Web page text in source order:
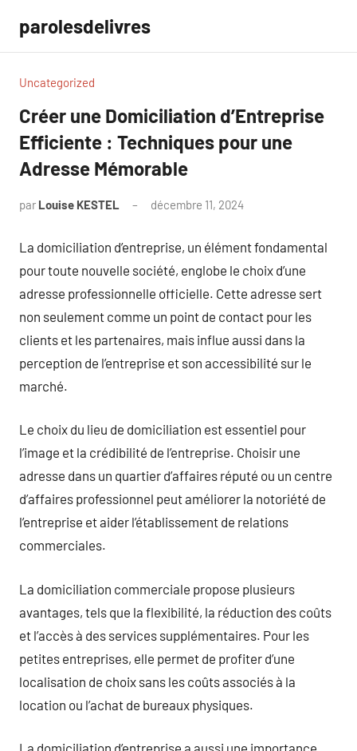
contenu
parolesdelivres
Uncategorized
Créer une Domiciliation d’Entreprise
Efficiente : Techniques pour une
Adresse Mémorable
par Louise KESTEL décembre 11, 2024
La domiciliation d’entreprise, un élément fondamental
pour toute nouvelle société, englobe le choix d’une
adresse professionnelle officielle. Cette adresse sert
non seulement comme un point de contact pour les
clients et les partenaires, mais influe aussi dans la
perception de l’entreprise et son accessibilité sur le
marché.
Le choix du lieu de domiciliation est essentiel pour
l’image et la crédibilité de l’entreprise. Choisir une
adresse dans un quartier d’affaires réputé ou un centre
d’affaires professionnel peut améliorer la notoriété de
l’entreprise et aider l’établissement de relations
commerciales.
La domiciliation commerciale propose plusieurs
avantages, tels que la flexibilité, la réduction des coûts
et l’accès à des services supplémentaires. Pour les
petites entreprises, elle permet de profiter d’une
localisation de choix sans les coûts associés à la
location ou l’achat de bureaux physiques.
La domiciliation d’entreprise a aussi une importance